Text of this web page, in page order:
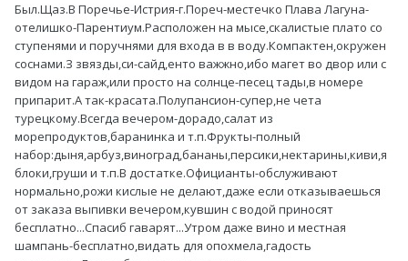
Был.Щаз.В Поречье-Истрия-г.Пореч-местечко Плава Лагуна-
отелишко-Парентиум.Расположен на мысе,скалистые плато со
ступенями и поручнями для входа в в воду.Компактен,окружен
соснами.З звязды,си-сайд,енто важжно,ибо магет во двор или с
видом на гараж,или просто на солнце-песец тады,в номере
припарит.А так-красата.Полупансион-супер,не чета
турецкому.Всегда вечером-дорадо,салат из
морепродуктов,баранинка и т.п.Фрукты-полный
набор:дыня,арбуз,виноград,бананы,персики,нектарины,киви,я
блоки,груши и т.п.В достатке.Официанты-обслуживают
нормально,рожи кислые не делают,даже если отказываешься
от заказа выпивки вечером,кувшин с водой приносят
бесплатно...Спасиб гаварят...Утром даже вино и местная
шампань-бесплатно,видать для опохмела,гадость